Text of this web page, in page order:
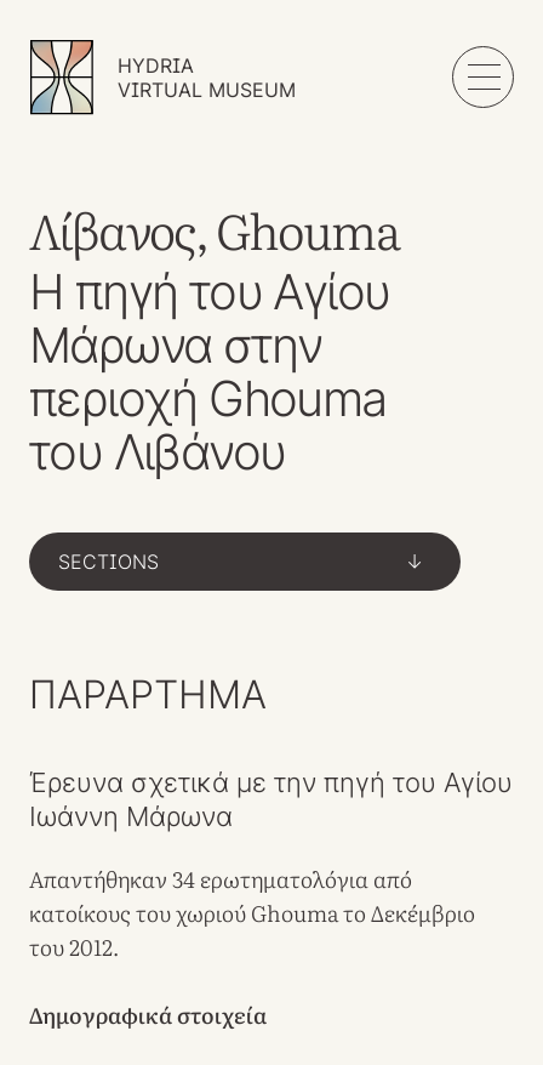
HYDRIA
VIRTUAL MUSEUM
Λίβανος, Ghouma
Η πηγή του Αγίου
Μάρωνα στην
περιοχή Ghouma
του Λιβάνου
SECTIONS ->
ΠΑΡΑΡΤΗΜΑ
Έρευνα σχετικά με την πηγή του Αγίου
Ιωάννη Μάρωνα
Απαντήθηκαν 34 ερωτηματολόγια από
κατοίκους του χωριού Ghouma το Δεκέμβριο
του 2012.
Δημογραφικά στοιχεία